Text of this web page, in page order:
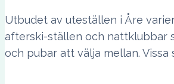
Utbudet av uteställen i Åre
afterski-ställen och nattklubbar
och pubar att välja mellan.